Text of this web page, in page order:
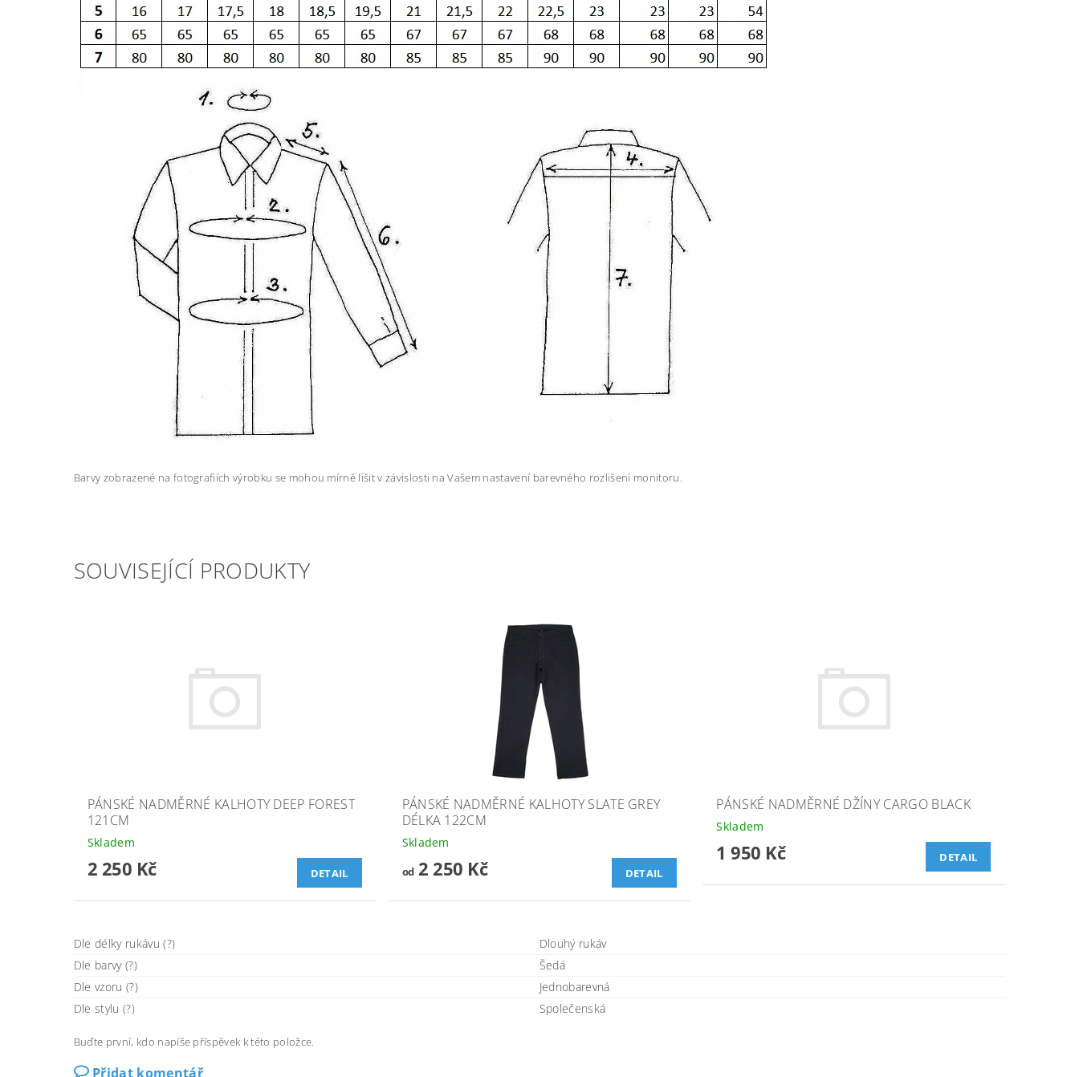
Barvy zobrazené na fotografiích výrobku se mohou mírně lišit v závislosti na Vašem nastavení barevného rozlišení monitoru.
SOUVISEJÍCÍ PRODUKTY
PÁNSKÉ NADMĚRNÉ KALHOTY DEEP FOREST
121CM
Skladem
2 250 Kč DETAIL
PÁNSKÉ NADMĚRNÉ KALHOTY SLATE GREY
DÉLKA 122CM
Skladem
od2 250 Kč DETAIL
PÁNSKÉ NADMĚRNÉ DŽÍNY CARGO BLACK
Skladem
1 950 Kč DETAIL
Dle délky rukávu (?)
Dlouhý rukáv
Dle barvy (?)
Šedá
Dle vzoru (?)
Jednobarevná
Dle stylu (?)
Společenská
Buďte první, kdo napíše příspěvek k této položce.
Přidat komentář